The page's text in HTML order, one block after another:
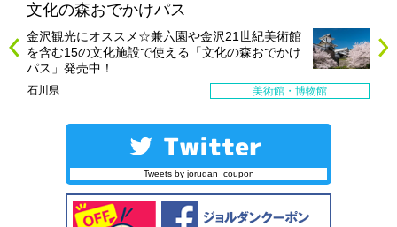
文化の森おでかけパス
金沢観光にオススメ☆兼六園や金沢21世紀美術館
を含む15の文化施設で使える「文化の森おでかけ
パス」発売中！
石川県 美術館・博物館
Tweets by jorudan_coupon